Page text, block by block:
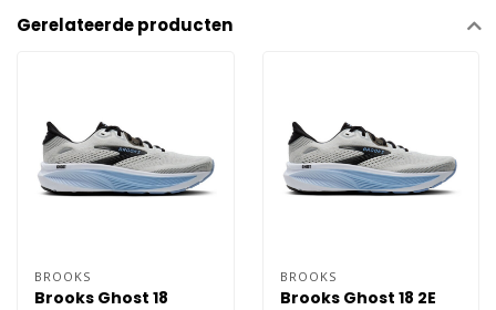
Gerelateerde producten
BROOKS
Brooks Ghost 18
BROOKS
Brooks Ghost 18 2E